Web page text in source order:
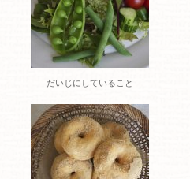
だいじにしていること